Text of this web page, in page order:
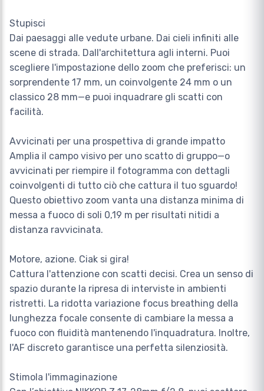
Stupisci
Dai paesaggi alle vedute urbane. Dai cieli infiniti alle
scene di strada. Dall'architettura agli interni. Puoi
scegliere l'impostazione dello zoom che preferisci: un
sorprendente 17 mm, un coinvolgente 24 mm o un
classico 28 mm—e puoi inquadrare gli scatti con
facilità.
Avvicinati per una prospettiva di grande impatto
Amplia il campo visivo per uno scatto di gruppo—o
avvicinati per riempire il fotogramma con dettagli
coinvolgenti di tutto ciò che cattura il tuo sguardo!
Questo obiettivo zoom vanta una distanza minima di
messa a fuoco di soli 0,19 m per risultati nitidi a
distanza ravvicinata.
Motore, azione. Ciak si gira!
Cattura l'attenzione con scatti decisi. Crea un senso di
spazio durante la ripresa di interviste in ambienti
ristretti. La ridotta variazione focus breathing della
lunghezza focale consente di cambiare la messa a
fuoco con fluidità mantenendo l'inquadratura. Inoltre,
l'AF discreto garantisce una perfetta silenziosità.
Stimola l'immaginazione